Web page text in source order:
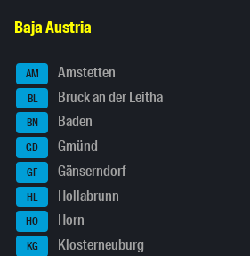
Baja Austria
AM Amstetten
BL Bruck an der Leitha
BN Baden
GD Gmünd
GF Gänserndorf
HL Hollabrunn
HO Horn
KG Klosterneuburg